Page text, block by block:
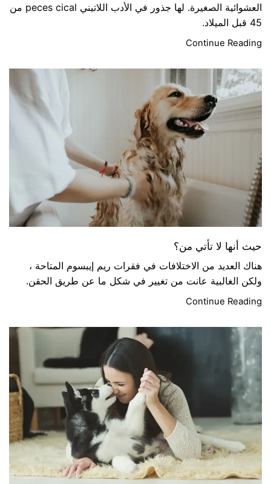
العشوائية الصغيرة. لها جذور في الأدب اللاتيني peces cical من
45 قبل الميلاد.
Continue Reading
حيث أنها لا تأتي من؟
هناك العديد من الاختلافات في فقرات ريم إيبسوم المتاحة ،
ولكن الغالبية عانت من تغيير في شكل ما عن طريق الحقن.
Continue Reading